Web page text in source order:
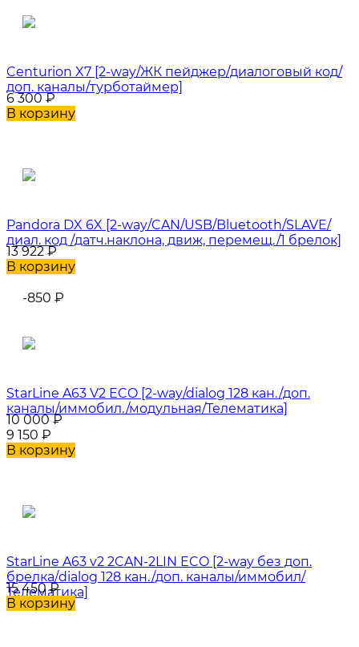
Centurion X7 [2-way/ЖК пейджер/диалоговый код/
доп. каналы/турботаймер]
6 300₽
В корзину
Pandora DX 6X [2-way/CAN/USB/Bluetooth/SLAVE/
диал. код /датч.наклона, движ, перемещ./1 брелок]
13 922₽
В корзину
-850 ₽
StarLine A63 V2 ECO [2-way/dialog 128 кан./доп.
каналы/иммобил./модульная/Телематика]
10 000₽
9 150 ₽
В корзину
StarLine A63 v2 2CAN-2LIN ECO [2-way без доп.
брелка/dialog 128 кан./доп. каналы/иммобил/
Телематика]
15 450₽
В корзину